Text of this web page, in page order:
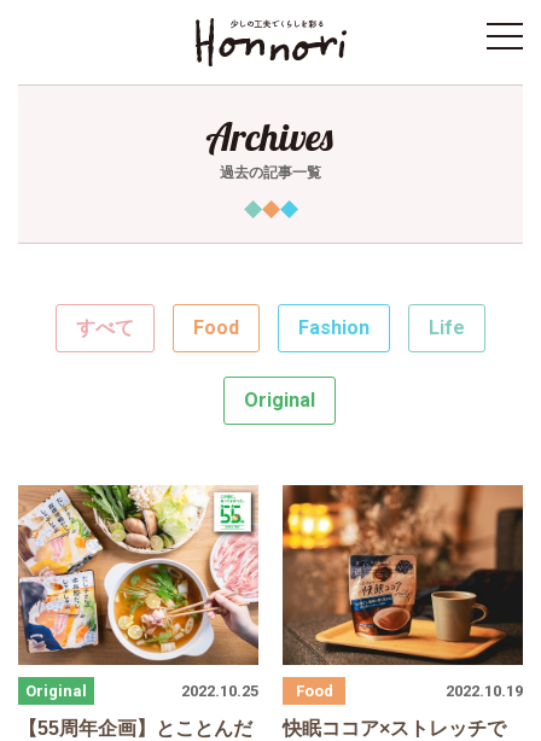
Archives
過去の記事一覧
すべて Food Fashion Life
Original
【55周年企画】とことんだ
2022.10.25
快眠ココア×ストレッチで
2022.10.19